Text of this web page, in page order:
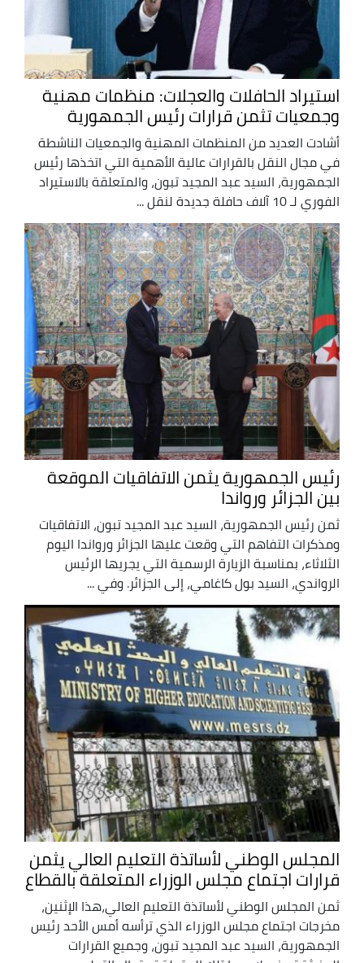
استيراد الحافلات والعجلات: منظمات مهنية
وجمعيات تثمن قرارات رئيس الجمهورية
أشادت العديد من المنظمات المهنية والجمعيات الناشطة
في مجال النقل بالقرارات عالية الأهمية التي اتخذها رئيس
الجمهورية، السيد عبد المجيد تبون، والمتعلقة بالاستيراد
الفوري لـ 10 آلاف حافلة جديدة لنقل ...
رئيس الجمهورية يثمن الاتفاقيات الموقعة
بين الجزائر ورواندا
ثمن رئيس الجمهورية، السيد عبد المجيد تبون، الاتفاقيات
ومذكرات التفاهم التي وقعت عليها الجزائر ورواندا اليوم
الثلاثاء، بمناسبة الزيارة الرسمية التي يجريها الرئيس
الرواندي، السيد بول كاغامي، إلى الجزائر. وفي ...
المجلس الوطني لأساتذة التعليم العالي يثمن
قرارات اجتماع مجلس الوزراء المتعلقة بالقطاع
ثمن المجلس الوطني لأساتذة التعليم العالي،هذا الإثنين،
مخرجات اجتماع مجلس الوزراء الذي ترأسه أمس الأحد رئيس
الجمهورية، السيد عبد المجيد تبون، وجميع القرارات